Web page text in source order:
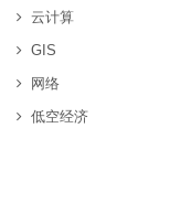
云计算
GIS
网络
低空经济